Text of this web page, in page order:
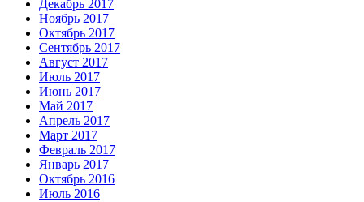
Декабрь 2017
Ноябрь 2017
Октябрь 2017
Сентябрь 2017
Август 2017
Июль 2017
Июнь 2017
Май 2017
Апрель 2017
Март 2017
Февраль 2017
Январь 2017
Октябрь 2016
Июль 2016